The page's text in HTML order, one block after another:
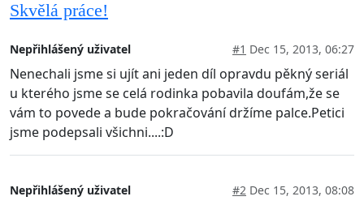
Skvělá práce!
Nepřihlášený uživatel #1 Dec 15, 2013, 06:27
Nenechali jsme si ujít ani jeden díl opravdu pěkný seriál
u kterého jsme se celá rodinka pobavila doufám,že se
vám to povede a bude pokračování držíme palce.Petici
jsme podepsali všichni....:D
Nepřihlášený uživatel #2 Dec 15, 2013, 08:08